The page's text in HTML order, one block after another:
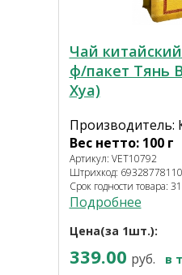
Чай
ф/пакет Тянь
Хуа)
Производитель:
Вес нетто: 100 г
Артикул: VET10792
Штрихкод:
Срок годности товара:
Подробнее
Цена(за 1шт.):
339.00 руб. в